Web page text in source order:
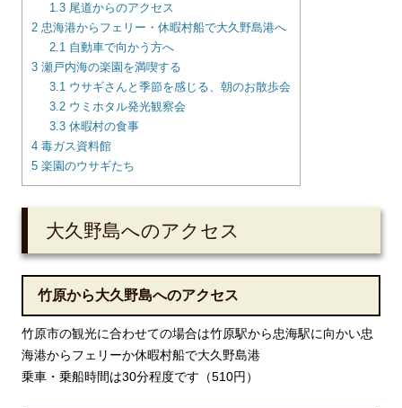
1.3尾道からのアクセス
2 忠海港からフェリー・休暇村船で大久野島港へ
2.1自動車で向かう方へ
3 瀬戸内海の楽園を満喫する
3.1ウサギさんと季節を感じる、朝のお散歩会
3.2ウミホタル発光観察会
3.3休暇村の食事
4 毒ガス資料館
5 楽園のウサギたち
大久野島へのアクセス
竹原から大久野島へのアクセス
竹原市の観光に合わせての場合は竹原駅から忠海駅に向かい忠
海港からフェリーか休暇村船で大久野島港
乗車・乗船時間は30分程度です（510円）